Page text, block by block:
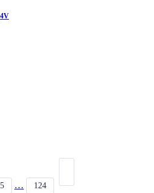
5 … 124